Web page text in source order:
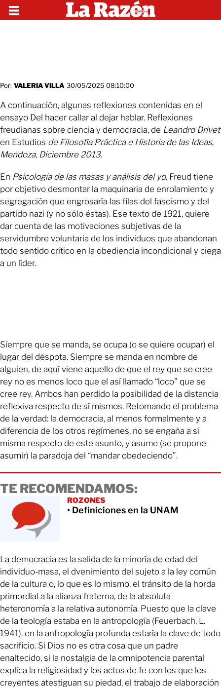
Por: VALERIA VILLA 30/05/2025 08:10:00
A continuación, algunas reflexiones contenidas en el
ensayo Del hacer callar al dejar hablar. Reflexiones
freudianas sobre ciencia y democracia, de Leandro Drivet
en Estudios de Filosofía Práctica e Historia de las Ideas,
Mendoza, Diciembre 2013.
En Psicología de las masas y análisis del yo, Freud tiene
por objetivo desmontar la maquinaria de enrolamiento y
segregación que engrosaría las filas del fascismo y del
partido nazi (y no sólo éstas). Ese texto de 1921, quiere
dar cuenta de las motivaciones subjetivas de la
servidumbre voluntaria de los individuos que abandonan
todo sentido crítico en la obediencia incondicional y ciega
a un líder.
Siempre que se manda, se ocupa (o se quiere ocupar) el
lugar del déspota. Siempre se manda en nombre de
alguien, de aquí viene aquello de que el rey que se cree
rey no es menos loco que el así llamado “loco” que se
cree rey. Ambos han perdido la posibilidad de la distancia
reflexiva respecto de sí mismos. Retomando el problema
de la verdad: la democracia, al menos formalmente y a
diferencia de los otros regímenes, no se engaña a sí
misma respecto de este asunto, y asume (se propone
asumir) la paradoja del “mandar obedeciendo”.
TE RECOMENDAMOS:
ROZONES
• Definiciones en la UNAM
La democracia es la salida de la minoría de edad del
individuo-masa, el dvenimiento del sujeto a la ley común
de la cultura o, lo que es lo mismo, el tránsito de la horda
primordial a la alianza fraterna, de la absoluta
heteronomía a la relativa autonomía. Puesto que la clave
de la teología estaba en la antropología (Feuerbach, L.
1941), en la antropología profunda estaría la clave de todo
sacrificio. Si Dios no es otra cosa que un padre
enaltecido, si la nostalgia de la omnipotencia parental
explica la religiosidad y los actos de fe con los que los
creyentes atestiguan su piedad, el trabajo de elaboración